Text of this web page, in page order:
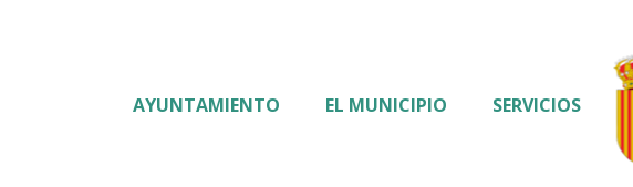
AYUNTAMIENTO EL MUNICIPIO SERVICIOS